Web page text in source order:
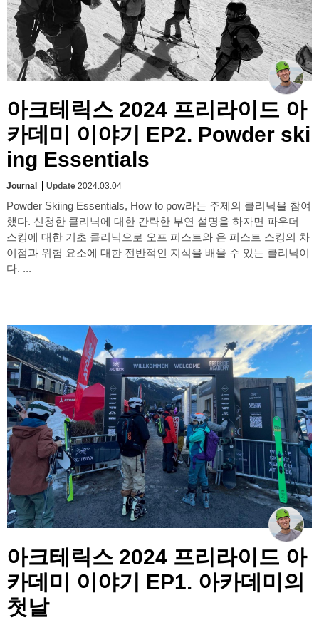
아크테릭스 2024 프리라이드 아
카데미 이야기 EP2. Powder ski
ing Essentials
Journal Update 2024.03.04
Powder Skiing Essentials, How to pow라는 주제의 클리닉을 참여
했다. 신청한 클리닉에 대한 간략한 부연 설명을 하자면 파우더
스킹에 대한 기초 클리닉으로 오프 피스트와 온 피스트 스킹의 차
이점과 위험 요소에 대한 전반적인 지식을 배울 수 있는 클리닉이
다. ...
아크테릭스 2024 프리라이드 아
카데미 이야기 EP1. 아카데미의
첫날